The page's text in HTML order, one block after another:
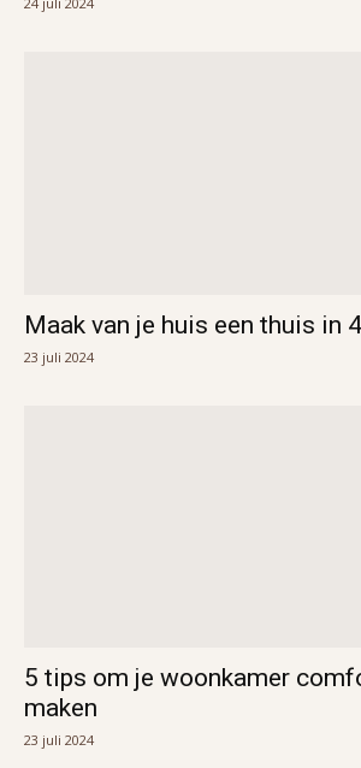
Maak van je huis een thuis in
23 juli 2024
5 tips om je woonkamer
maken
23 juli 2024